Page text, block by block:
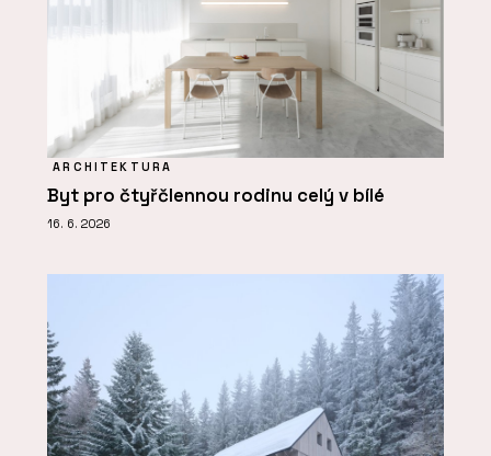
ARCHITEKTURA
Byt pro čtyřčlennou rodinu celý v bílé
16. 6. 2026